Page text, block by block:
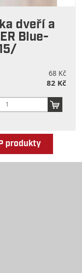
dveří a
Blue-
68 Kč
82 Kč
produkty